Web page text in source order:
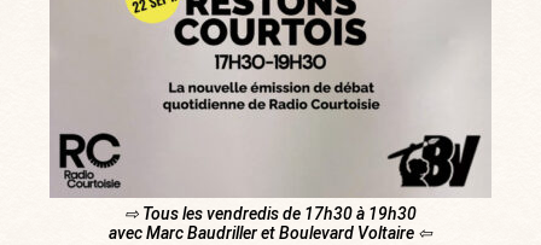
⇨ Tous les vendredis de 17h30 à 19h30
avec Marc Baudriller et Boulevard Voltaire ⇦